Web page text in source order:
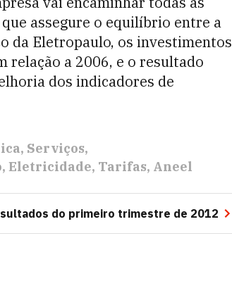
assegure o equilíbrio entre a
da Eletropaulo, os investimentos
relação a 2006, e o resultado
dos indicadores de
Serviços
Eletricidade Tarifas Aneel
do primeiro trimestre de 2012